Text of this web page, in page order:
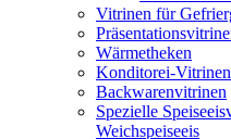
Vitrinen für
Wärmetheken
Konditorei-Vitrinen
Backwarenvitrinen
Spezielle
Weichspeiseeis